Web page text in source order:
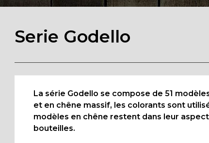
Serie Godello
La série Godello se compose de 51
et en chêne massif, les colorants sont
modèles en chêne restent dans leur
bouteilles.